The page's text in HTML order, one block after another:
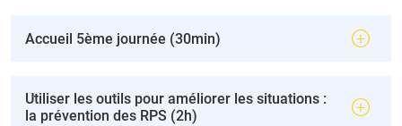
Accueil 5ème journée (30min)
Utiliser les outils pour améliorer les situations :
la prévention des RPS (2h)